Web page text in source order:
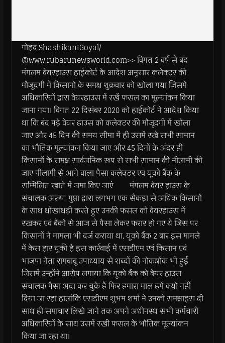
गोहद.ShashikantGoyal/
@www.rubarunewsworld.com>> विगत 2 वर्ष से बंद
मंगलम वेयरहाउस हाईकोर्ट के आदेश अनुसार कलेक्टर की
मौजूदगी में किसानों के समक्ष शुक्रवार को खोला गया जिसमें
अधिकारियों द्वारा वेयरहाउस में रखें फसल का मूल्यांकन किया
जाना गया। विगत 22 दिसंबर 2020 को हाईकोर्ट ने आदेश किया
था कि बंद पड़े वेयर हाउस को कलेक्टर की मौजूदगी में खोला
जाए और 45 दिन की समय सीमा में ही उसमें रखे सभी सामान
का भौतिक मूल्यांकन किया जाए और 45 दिनों के अंदर ही
किसानों के समक्ष सार्वजनिक रूप से सभी सामान की नीलामी की
जाए नीलामी से आने वाला पैसा कलेक्टर एवं यूको बैंक के
सम्मिलित खाते में जमा किए जाएं मंगलम वेयर हाउस के
संचालक अरुण गुप्ता द्वारा लगभग एक सैकड़ा से अधिक किसानों
के साथ धोखाधड़ी करते हुए उनकी फसल को वेयरहाउस में
रखकर एवं बैंकों से आज से पैसा लेकर फरार हो गए थे जिस पर
किसानों ने मामला भी दर्ज कराया था, यूको बैंक 2 बार इस मामले
में केस हार चुकी है इस कार्रवाई में एसडीएम एवं किसान एवं
भाजपा नेता रामबाबू उपाध्याय से शब्दों की नोकझोंक भी हुई
जिसमें उन्होंने आरोप लगाया कि यूको बैंक को बेयर हाउस
संचालक पैसा अदा कर चुके हैं फिर हमारा माल हमें क्यों नहीं
दिया जा रहा हालांकि एसडीएम शुभम शर्मा ने उनको समझाइस दी
साथ ही समाचार लिखे जाने तक अपने अधीनस्थ सभी कर्मचारी
अधिकारियों के साथ उसमें रखी फसल के भौतिक मूल्यांकन
किया जा रहा था।